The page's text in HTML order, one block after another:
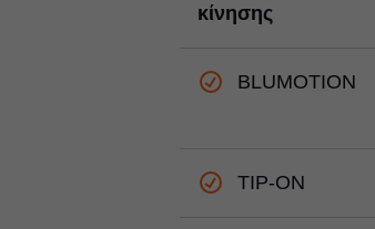
κίνησης
BLUMOTION
TIP-ON